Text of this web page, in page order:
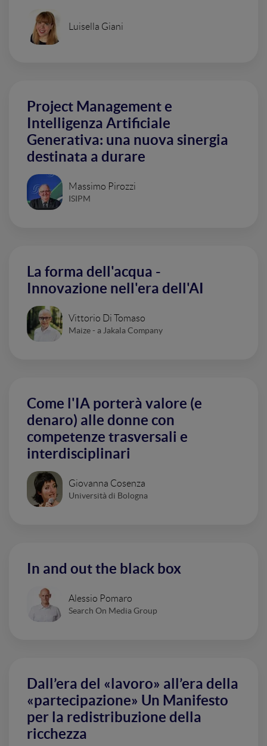
Luisella Giani
Project Management e
Intelligenza Artificiale
Generativa: una nuova sinergia
destinata a durare
Massimo Pirozzi
ISIPM
La forma dell'acqua -
Innovazione nell'era dell'AI
Vittorio Di Tomaso
Maize - a Jakala Company
Come l'IA porterà valore (e
denaro) alle donne con
competenze trasversali e
interdisciplinari
Giovanna Cosenza
Università di Bologna
In and out the black box
Alessio Pomaro
Search On Media Group
Dall’era del «lavoro» all’era della
«partecipazione» Un Manifesto
per la redistribuzione della
ricchezza